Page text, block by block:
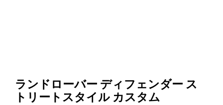
ランドローバー ディフェンダー ス
トリートスタイル カスタム